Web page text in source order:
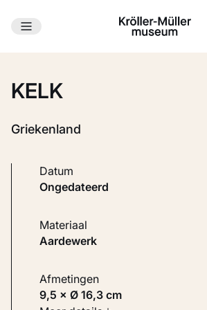
Ga naar hoofdinhoud
KELK
Griekenland
Datum
ongedateerd
Materiaal
Aardewerk
Afmetingen
9,5 × Ø 16,3 cm